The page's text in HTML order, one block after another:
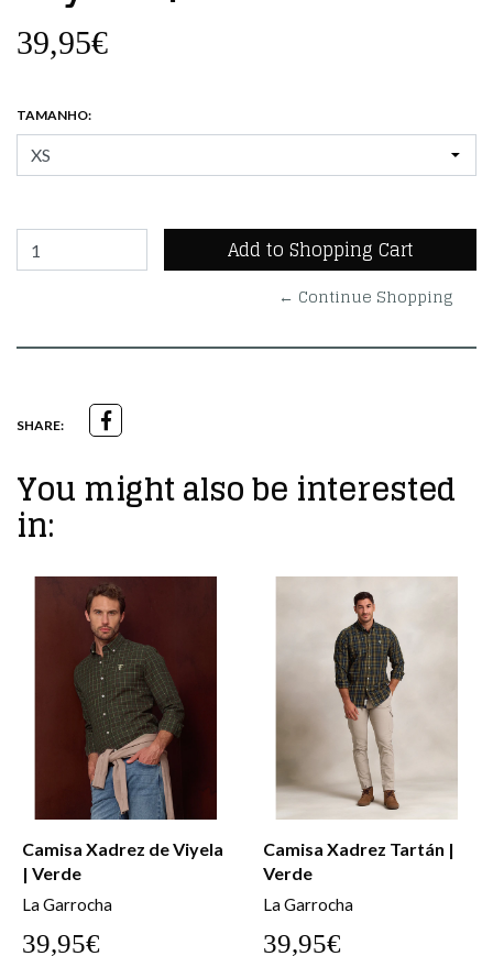
39,95€
TAMANHO:
← Continue Shopping
SHARE:
You might also be interested
in:
Camisa Xadrez Tartán |
Verde
La Garrocha
39,95€
Camisa Xadrez Mini |
Burgundy
La Garrocha
39,95€